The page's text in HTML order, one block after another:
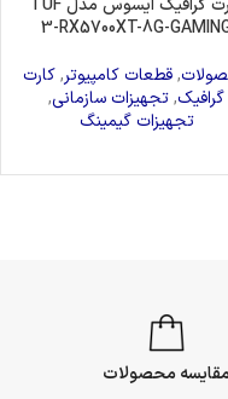
3-RX5700XT-8G-
,قطعات کامپیوتر,کارت
گرافیک,تجهیزات سازمانی,
تجهیزات گیمینگ
مقایسه محصولات